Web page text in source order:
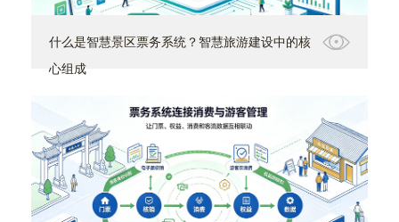
什么是智慧景区票务系统？智慧旅游建设中的核
心组成